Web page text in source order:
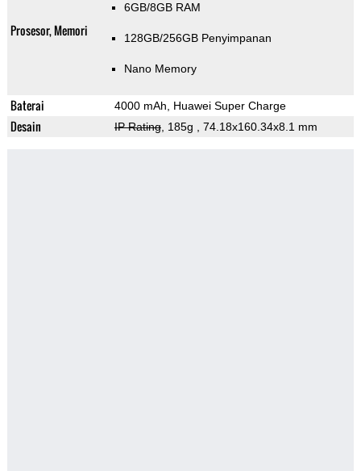
Prosesor, Memori
6GB/8GB RAM
128GB/256GB Penyimpanan
Nano Memory
Baterai 4000 mAh, Huawei Super Charge
Desain IP Rating, 185g , 74.18x160.34x8.1 mm